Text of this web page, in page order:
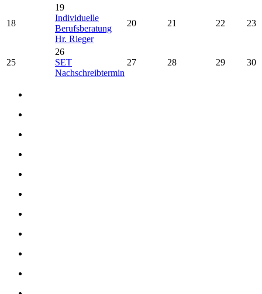
18
19
Individuelle
Berufsberatung
Hr. Rieger
20 21 22 23
25
26
SET
Nachschreibtermin
27 28 29 30